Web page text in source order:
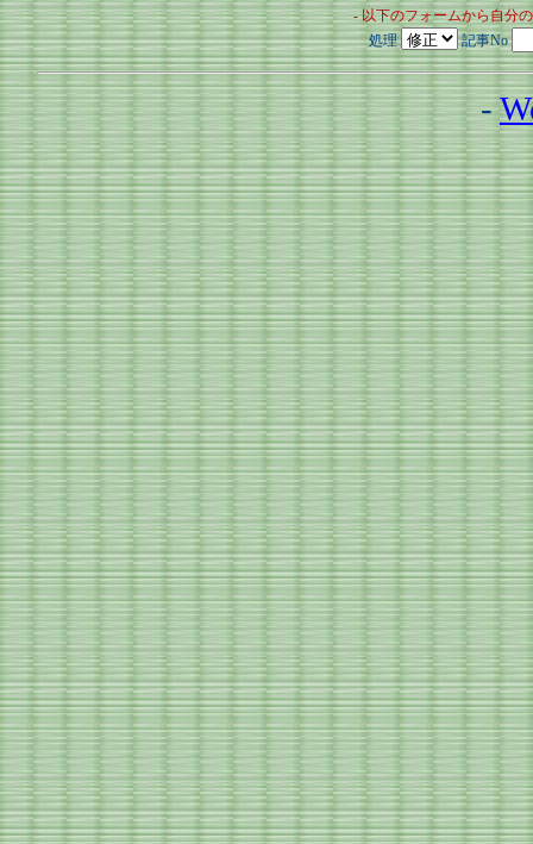
- 以下のフォームから自分
処理
記事No
-